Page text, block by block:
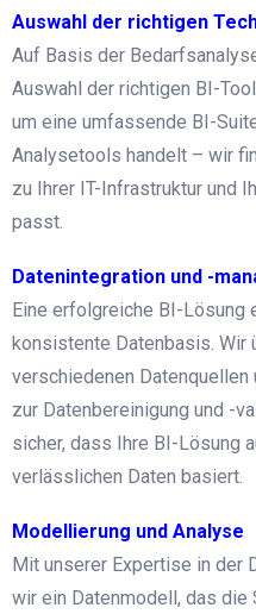
Auswahl der richtigen
Auf Basis der
Auswahl der richtigen BI-
um eine umfassende BI-
Analysetools handelt – wir
zu Ihrer IT-Infrastruktur und
passt.
Datenintegration und -
Eine erfolgreiche BI-Lösung
konsistente Datenbasis. Wir
verschiedenen
zur Datenbereinigung und -
sicher, dass Ihre BI-Lösung
verlässlichen Daten basiert.
Modellierung und Analyse
Mit unserer Expertise in der
wir ein Datenmodell, das die